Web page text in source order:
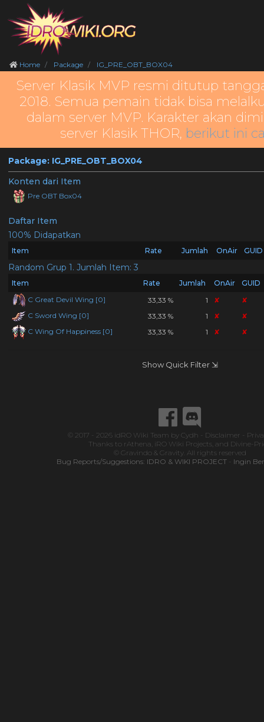
Home Package IG_PRE_OBT_BOX04
Server Klasik MVP resmi ditutup
2018. Semua pemain tidak bisa
dalam server MVP. Karakter akan
server Klasik THOR, berikut ini
Package: IG_PRE_OBT_BOX04
Konten dari Item
Pre OBT Box04
Daftar Item
100% Didapatkan
Item Rate Jumlah OnAir GUID
Random Grup 1. Jumlah Item: 3
Item Rate Jumlah OnAir
GUID
C Great Devil Wing [0]
33,33 % 1 ✘
✘
C Sword Wing [0]
33,33 % 1 ✘
✘
C Wing Of Happiness [0]
33,33 % 1 ✘ ✘
Show Quick Filter ⇲
© 2017 - 2026 idRO Wiki Team by Cydh Disclaimer
Thanks to rAthena iRO Wiki Projects, and Divine-
© Gravindo & Gravity. All rights reserved
Bug Reports/Suggestions: IDRO & WIKI PROJECT- Ingin